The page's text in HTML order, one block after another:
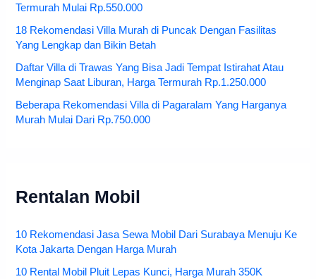
Termurah Mulai Rp.550.000
18 Rekomendasi Villa Murah di Puncak Dengan Fasilitas
Yang Lengkap dan Bikin Betah
Daftar Villa di Trawas Yang Bisa Jadi Tempat Istirahat Atau
Menginap Saat Liburan, Harga Termurah Rp.1.250.000
Beberapa Rekomendasi Villa di Pagaralam Yang Harganya
Murah Mulai Dari Rp.750.000
Rentalan Mobil
10 Rekomendasi Jasa Sewa Mobil Dari Surabaya Menuju Ke
Kota Jakarta Dengan Harga Murah
10 Rental Mobil Pluit Lepas Kunci, Harga Murah 350K